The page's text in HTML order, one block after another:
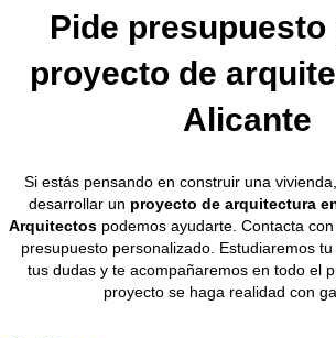
Pide presupuesto
proyecto de
Alicante
Si estás pensando en construir una
desarrollar un proyecto de arquitectura
Arquitectos podemos ayudarte. Contacta
presupuesto personalizado. Estudiaremos
tus dudas y te acompañaremos en todo el
proyecto se haga realidad con